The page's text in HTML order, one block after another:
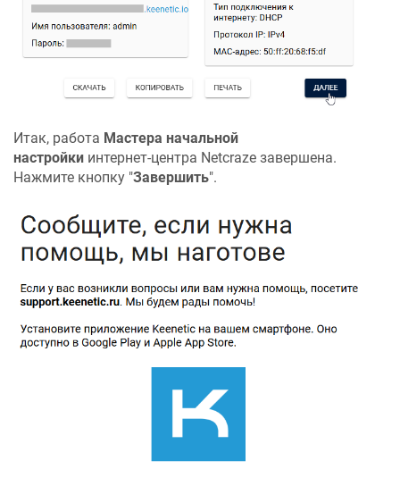
Итак, работа Мастера начальной
настройки интернет-центра Netcraze завершена.
Нажмите кнопку "Завершить".